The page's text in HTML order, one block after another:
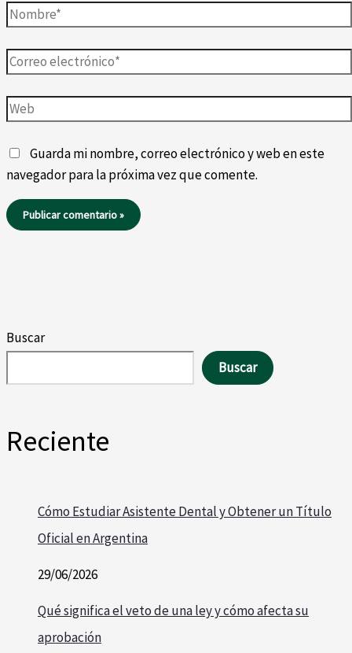
Nombre*
Correo
electrónico*
Web
Guarda mi nombre, correo electrónico y web en este
navegador para la próxima vez que comente.
Buscar
Buscar
Reciente
Cómo Estudiar Asistente Dental y Obtener un Título
Oficial en Argentina
29/06/2026
Qué significa el veto de una ley y cómo afecta su
aprobación